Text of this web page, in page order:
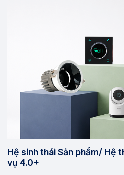
Hệ sinh thái Sản phẩm/ Hệ
vụ 4.0+